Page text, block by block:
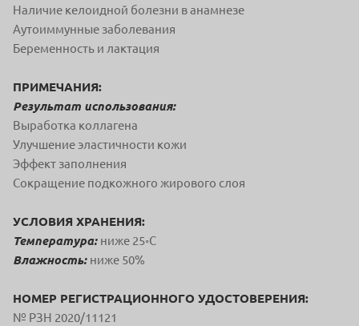
Наличие келоидной болезни в анамнезе
Аутоиммунные заболевания
Беременность и лактация
ПРИМЕЧАНИЯ:
Результат использования:
Выработка коллагена
Улучшение эластичности кожи
Эффект заполнения
Сокращение подкожного жирового слоя
УСЛОВИЯ ХРАНЕНИЯ:
Температура: ниже 25◦С
Влажность: ниже 50%
НОМЕР РЕГИСТРАЦИОННОГО УДОСТОВЕРЕНИЯ:
№ РЗН 2020/11121